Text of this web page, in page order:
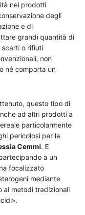
nei prodotti
degli
e di
grandi quantità di
scarti o rifiuti
non
né comporta un
questo tipo di
ad altri prodotti a
particolarmente
pericolosi per la
Cemmi. E
a un
focalizzato
mediante
ai metodi tradizionali